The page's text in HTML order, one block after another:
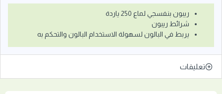
ريبون بنفسجي لماع 250 ياردة
شرائط ريبون
يربط في البالون لسهولة الاستخدام البالون والتحكم به
تعليقات